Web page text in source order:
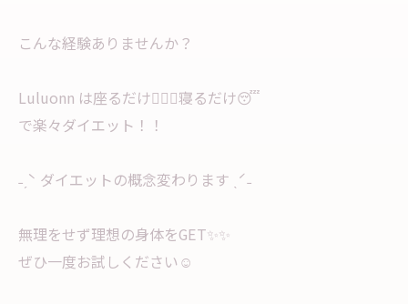
こんな経験ありませんか？
Luluonn は座るだけ🧖🏻‍♀️寝るだけ😴
で楽々ダイエット！！
˗ˏˋ ダイエットの概念変わります ˎˊ˗
無理をせず理想の身体をGET✨✨
ぜひ一度お試しください☺︎